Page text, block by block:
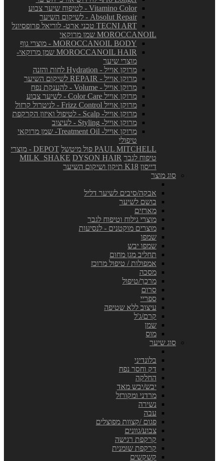
Vitamino Color - לטיפוח שיער צבוע
Absolut Repair - לשיקום השיער
TECNI ART טכני ארט- לוריאל פרופסיונל
MOROCCANOIL שמן מרוקאי
MOROCCANOIL BODY - מוצרי גוף
MOROCCANOIL HAIR שמן מרוקאי-
מוצרי שיער
מרוקן אוייל - Hydration לחות והזנה
מרוקן אוייל - REPAIR לשיקום השיער
מרוקן אוייל - Volume - להענקת נפח
מרוקן אוייל Color Care - לשיער צבוע
מרוקן אוייל Frizz Control - לניטרול קרזול
מרוקן אוייל- Scalp - לטיפול ואיזון הקרקפת
מרוקן אוייל- Styling - לעיצוב
מרוקן אוייל- Treatment Oil- שמן מרוקאי
טיפולי
PAUL MITCHELL פול מיטשל
DEPOT - מוצרי
טיפוח לגבר
MILK_SHAKE DYSON HAIR
דייסון K18 תיקון ושיקום השיער
סוג מוצר
אבקה/סיבים לשיער דליל
בושם לשיער
מארזים
מוצרי גילוח וטיפוח לגבר
מוצרים מוקטנים - לנסיעות
שמפו
שמפו יבש
תחליב מגן מחום
אמפולות / טיפול מרוכז
מסכה
מרכך/טיפול
סרום
ספריי
עיצוב ללא שטיפה
קרם/ג'ל
שמן
מוס
סוג שיער
בלונדיני
דק וחסר נפח
החלקה
יבש/יבש מאד
מרדני ומקורזל
נשירה
עבה
פגום /קצוות מפוצלים
צבוע/גוונים
קרקפת רגישה
קרקפת שומנית
קשקשים